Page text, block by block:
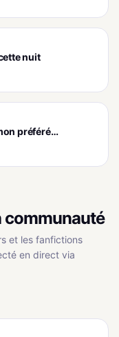
nuit
préféré…
communauté
et les fanfictions
en direct via